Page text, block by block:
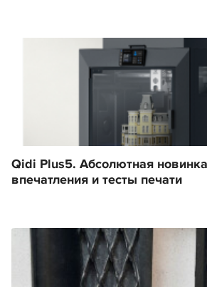
Qidi Plus5. Абсолютная
впечатления и тесты печати